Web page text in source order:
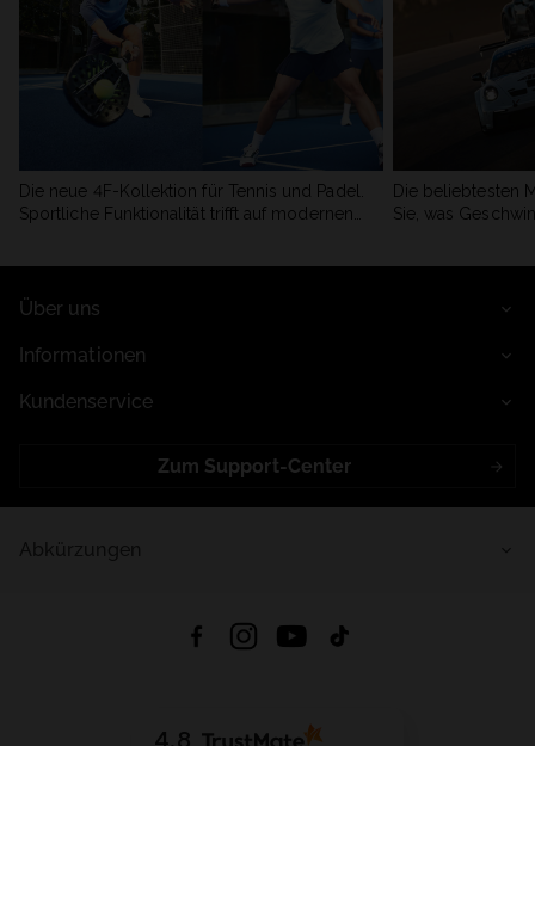
Die neue 4F-Kollektion für Tennis und Padel.
Sportliche Funktionalität trifft auf modernen
Die beliebtesten
Sie, was
Über uns
Informationen
Kundenservice
Zum Support-Center
4.8